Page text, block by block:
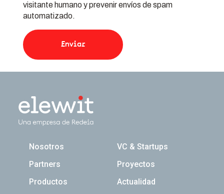
visitante humano y prevenir envíos de spam
automatizado.
Navegación principal
Nosotros
VC & Startups
Partners
Proyectos
Productos
Actualidad